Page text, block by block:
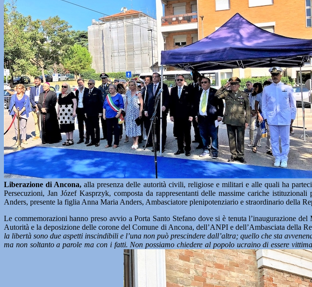
Liberazione di Ancona, alla presenza delle autorità civili, religiose e militari e alle quali ha
Persecuzioni, Jan Józef Kasprzyk, composta da rappresentanti delle massime cariche
Anders, presente la figlia Anna Maria Anders, Ambasciatore plenipotenziario e straordinario della
Le commemorazioni hanno preso avvio a Porta Santo Stefano dove si è tenuta l’inaugurazione
Autorità e la deposizione delle corone del Comune di Ancona, dell’ANPI e dell’Ambasciata della
la libertà sono due aspetti inscindibili e l’una non può prescindere dall’altra; quello che sta
ma non soltanto a parole ma con i fatti. Non possiamo chiedere al popolo ucraino di essere